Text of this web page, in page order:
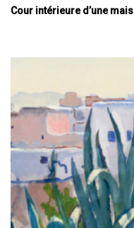
Cour intérieure d’une